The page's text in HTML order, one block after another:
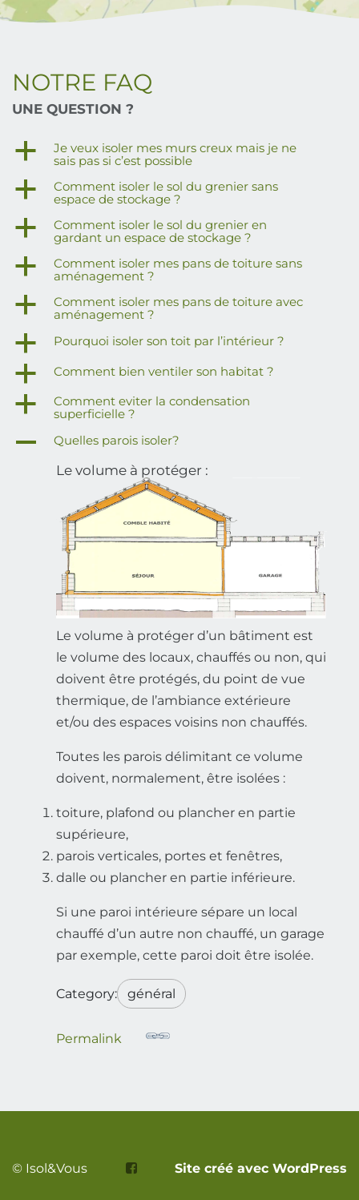
NOTRE FAQ
UNE QUESTION ?
a
Je veux isoler mes murs creux mais je ne
sais pas si c’est possible
a
Comment isoler le sol du grenier sans
espace de stockage ?
a
Comment isoler le sol du grenier en
gardant un espace de stockage ?
a
Comment isoler mes pans de toiture sans
aménagement ?
a
Comment isoler mes pans de toiture avec
aménagement ?
a Pourquoi isoler son toit par l’intérieur ?
a Comment bien ventiler son habitat ?
a
Comment eviter la condensation
superficielle ?
A Quelles parois isoler?
Le volume à protéger :
Le volume à protéger d’un bâtiment est
le volume des locaux, chauffés ou non, qui
doivent être protégés, du point de vue
thermique, de l’ambiance extérieure
et/ou des espaces voisins non chauffés.
Toutes les parois délimitant ce volume
doivent, normalement, être isolées :
toiture, plafond ou plancher en partie
supérieure,
parois verticales, portes et fenêtres,
dalle ou plancher en partie inférieure.
Si une paroi intérieure sépare un local
chauffé d’un autre non chauffé, un garage
par exemple, cette paroi doit être isolée.
Category: général
Permalink
© Isol&Vous Site créé avec WordPress